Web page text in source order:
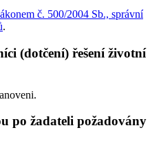
č. 500/2004 Sb., správní
.
(dotčení) řešení životní
po žadateli požadovány